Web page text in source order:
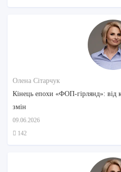
Олена Сітарчук
Кінець епохи «ФОП-гірлянд»: від
змін
09.06.2026
142